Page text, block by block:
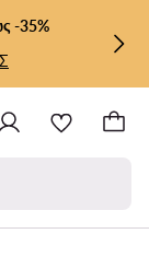
-35%